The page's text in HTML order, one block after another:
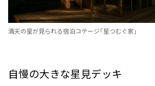
満天の星が見られる宿泊コテージ「星つむぐ家」
自慢の大きな星見デッキ